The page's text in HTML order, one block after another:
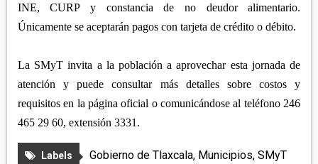
INE, CURP y constancia de no deudor alimentario.
Únicamente se aceptarán pagos con tarjeta de crédito o débito.
La SMyT invita a la población a aprovechar esta jornada de
atención y puede consultar más detalles sobre costos y
requisitos en la página oficial o comunicándose al teléfono 246
465 29 60, extensión 3331.
Labels Gobierno de Tlaxcala, Municipios, SMyT